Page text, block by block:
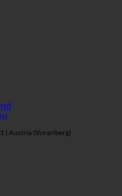
| Austria (Vorarlberg)